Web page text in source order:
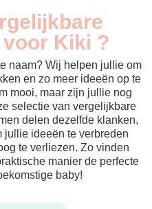
Kiki ?
naam? Wij helpen jullie om
en zo meer ideeën op te
mooi, maar zijn jullie nog
selectie van vergelijkbare
delen dezelfde klanken,
jullie ideeën te verbreden
te verliezen. Zo vinden
manier de perfecte
baby!